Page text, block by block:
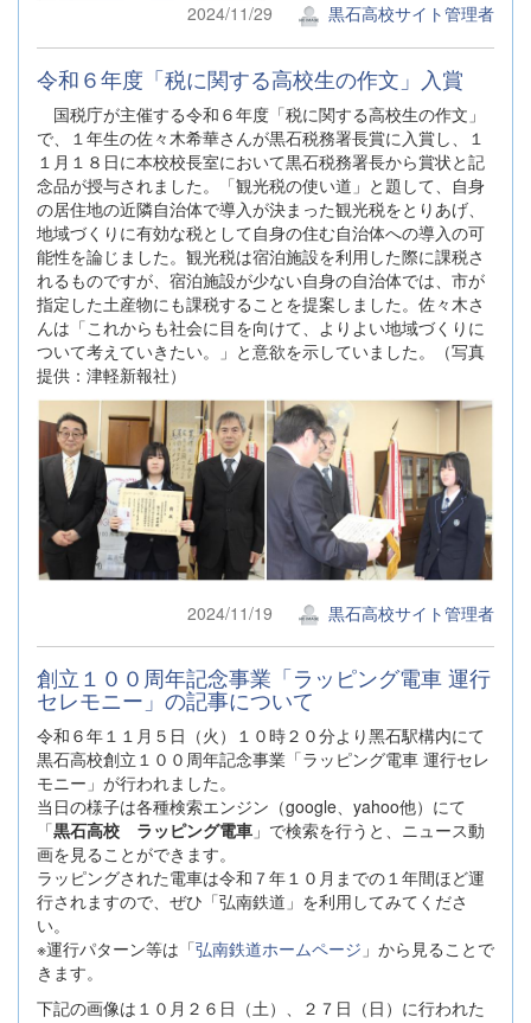
2024/11/29 黒石高校サイト管理者
令和６年度「税に関する高校生の作文」入賞
国税庁が主催する令和６年度「税に関する高校生の作文」
で、１年生の佐々木希華さんが黒石税務署長賞に入賞し、１
１月１８日に本校校長室において黒石税務署長から賞状と記
念品が授与されました。「観光税の使い道」と題して、自身
の居住地の近隣自治体で導入が決まった観光税をとりあげ、
地域づくりに有効な税として自身の住む自治体への導入の可
能性を論じました。観光税は宿泊施設を利用した際に課税さ
れるものですが、宿泊施設が少ない自身の自治体では、市が
指定した土産物にも課税することを提案しました。佐々木さ
んは「これからも社会に目を向けて、よりよい地域づくりに
ついて考えていきたい。」と意欲を示していました。（写真
提供：津軽新報社）
2024/11/19 黒石高校サイト管理者
創⽴１００周年記念事業「ラッピング電⾞ 運⾏
セレモニー」の記事について
令和６年１１⽉５⽇（⽕）１０時２０分より⿊⽯駅構内にて
黒石高校創⽴１００周年記念事業「ラッピング電⾞ 運⾏セレ
モニー」が行われました。
当日の様子は各種検索エンジン（google、yahoo他）にて
「黒石高校 ラッピング電車 」で検索を行うと、ニュース動
画を見ることができます。
ラッピングされた電車は令和７年１０月までの１年間ほど運
行されますので、ぜひ「弘南鉄道」を利用してみてくださ
い。
※運行パターン等は「弘南鉄道ホームページ 」から見ることで
きます。
下記の画像は１０月２６日（土）、２７日（日）に行われた